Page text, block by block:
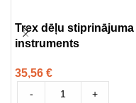
Trex dēļu stiprinājuma
instruments
35,56 €
- +